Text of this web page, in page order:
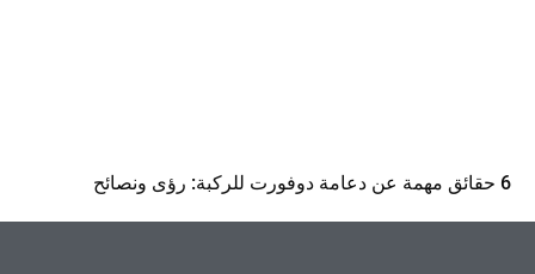
6 حقائق مهمة عن دعامة دوفورت للركبة: رؤى ونصائح